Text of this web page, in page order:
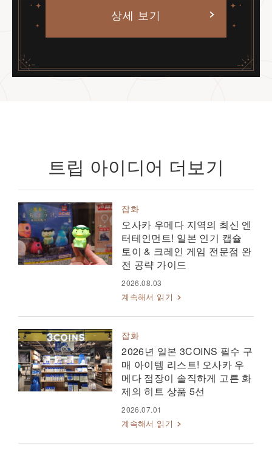
상세 보기
트립 아이디어 더보기
잡화
오사카 우메다 지역의 최신 엔
터테인먼트! 일본 인기 캡슐
토이 & 크레인 게임 전문점 완
전 공략 가이드
2026.08.03
계속해서 읽기
잡화
2026년 일본 3COINS 필수 구
매 아이템 리스트! 오사카 우
메다 점장이 솔직하게 고른 화
제의 히트 상품 5선
2026.07.01
계속해서 읽기